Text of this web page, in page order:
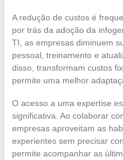
A redução de custos é
por trás da adoção da
TI, as empresas diminuem
pessoal, treinamento e
disso, transformam custos
permite uma melhor
O acesso a uma expertise
significativa. Ao colaborar
empresas aproveitam as
experientes sem precisar
permite acompanhar as